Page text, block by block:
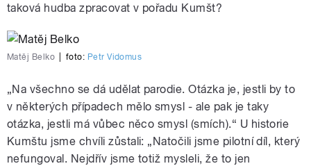
taková hudba zpracovat v pořadu Kumšt?
Matěj Belko foto: Petr Vidomus
„Na všechno se dá udělat parodie. Otázka je, jestli by to
v některých případech mělo smysl ‒ ale pak je taky
otázka, jestli má vůbec něco smysl (smích).“ U historie
Kumštu jsme chvíli zůstali: „Natočili jsme pilotní díl, který
nefungoval. Nejdřív jsme totiž mysleli, že to jen